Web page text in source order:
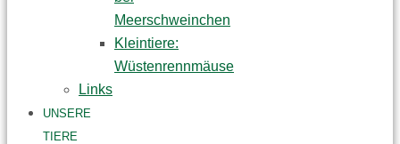
Meerschweinchen
Kleintiere:
Wüstenrennmäuse
Links
UNSERE
TIERE